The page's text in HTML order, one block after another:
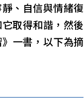
、自信與情緒復
取得和諧，然後
一書，以下為摘